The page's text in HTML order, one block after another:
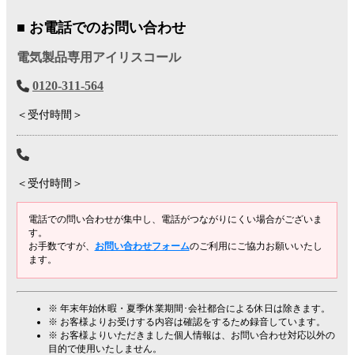
■ お電話でのお問い合わせ
電気製品専用アイリスコール
0120-311-564
＜受付時間＞
＜受付時間＞
電話での問い合わせが集中し、電話がつながりにくい場合がございま
す。
お手数ですが、
お問い合わせフォームのご利用にご協力お願いいたし
ます。
※ 年末年始休暇・夏季休業期間･会社都合による休日は除きます。
※ お客様よりお受けする内容は確認をするため録音しています。
※ お客様よりいただきました個人情報は、お問い合わせ対応以外の
目的で使用いたしません。